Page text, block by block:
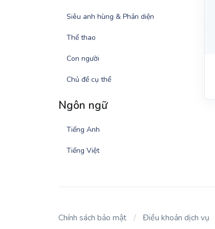
Siêu anh hùng & Phản diện
Thể thao
Con người
Chủ đề cụ thể
Ngôn ngữ
Tiếng Anh
Tiếng Việt
Chính sách bảo mật Điều khoản dịch vụ